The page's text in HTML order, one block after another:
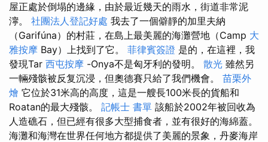
屋正處於倒塌的邊緣，由於最近幾天的雨水，街道非常泥
濘。 社團法人登記好處 我去了一個僻靜的加里夫納
（Garifúna）的村莊，在島上最美麗的海灘營地（Camp 大
雅按摩 Bay）上找到了它。 菲律賓簽證 是的，在這裡，我
發現Tar 西屯按摩 -Onya不是匈牙利的發明。 散光 雖然另
一輛殘骸被反复沉浸，但奧德賽只給了我們機會。 苗栗外
燴 它位於31米高的高度，這是一艘長100米長的貨船和
Roatan的最大殘骸。 記帳士 書單 該船於2002年被回收為
人造礁石，但已經有很多大型捕食​​者，並有很好的海綿蓋。
海灘和海灣在世界任何地方都提供了美麗的景象，丹麥海岸